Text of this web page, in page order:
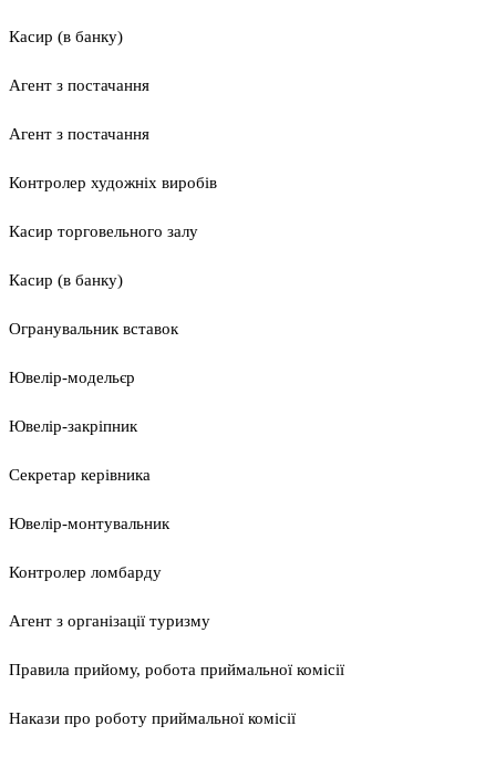
Касир (в банку)
Агент з постачання
Агент з постачання
Контролер художніх виробів
Касир торговельного залу
Касир (в банку)
Огранувальник вставок
Ювелір-модельєр
Ювелір-закріпник
Секретар керівника
Ювелір-монтувальник
Контролер ломбарду
Агент з організації туризму
Правила прийому, робота приймальної комісії
Накази про роботу приймальної комісії